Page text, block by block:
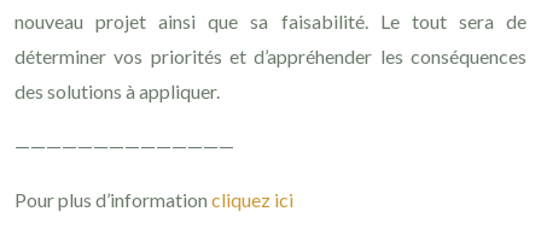
nouveau projet ainsi que sa faisabilité. Le tout sera de
déterminer vos priorités et d’appréhender les conséquences
des solutions à appliquer.
——————————————
Pour plus d’information cliquez ici